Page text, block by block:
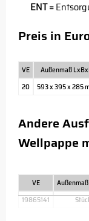
ENT =
Preis in
VE
Außenmaß
20
593 x 395 x 285
Andere
Wellpappe
VE
19865141